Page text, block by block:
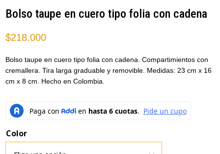
Bolso taupe en cuero tipo folia con cadena
$218.000
Bolso taupe en cuero tipo folia con cadena. Compartimientos con
cremallera. Tira larga graduable y removible. Medidas: 23 cm x 16
cm x 8 cm. Hecho en Colombia.
Color